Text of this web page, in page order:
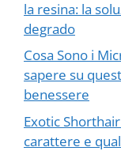
la resina: la
degrado
Cosa Sono i
sapere su
benessere
Exotic
carattere e